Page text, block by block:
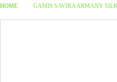
HOME GAMIS SAVIRA ARMANY